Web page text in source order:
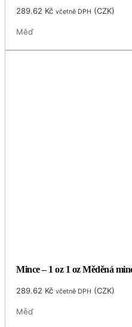
289.62 Kč včetně DPH (CZK)
Měď
Mince – 1 oz 1 oz Měděná
289.62 Kč včetně DPH (CZK)
Měď